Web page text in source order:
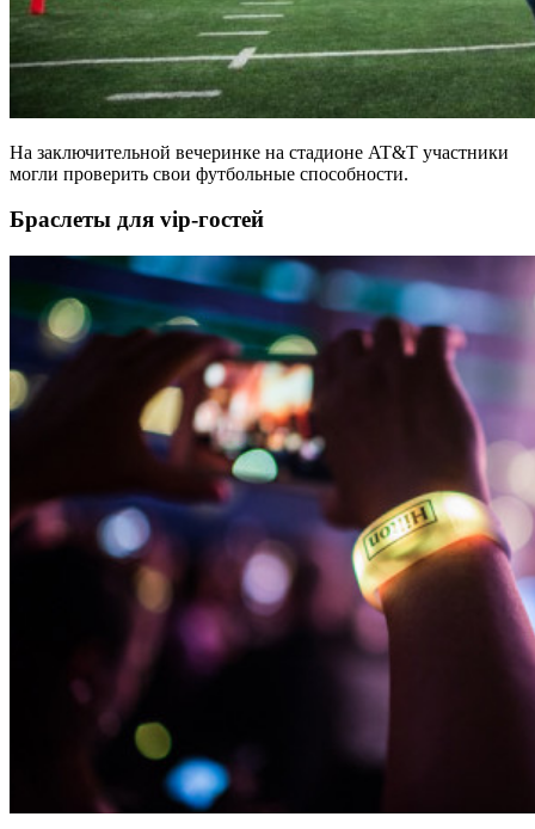
На заключительной вечеринке на стадионе AT&T участники
могли проверить свои футбольные способности.
Браслеты для vip-гостей